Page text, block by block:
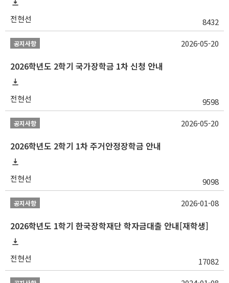
전현선 8432
공지사항
2026학년도 2학기 국가장학금 1차 신청 안내
전현선 9598
2026-05-20
공지사항
2026학년도 2학기 1차 주거안정장학금 안내
전현선 9098
2026-05-20
공지사항
2026학년도 1학기 한국장학재단 학자금대출 안내[재학생]
전현선 17082
2026-01-08